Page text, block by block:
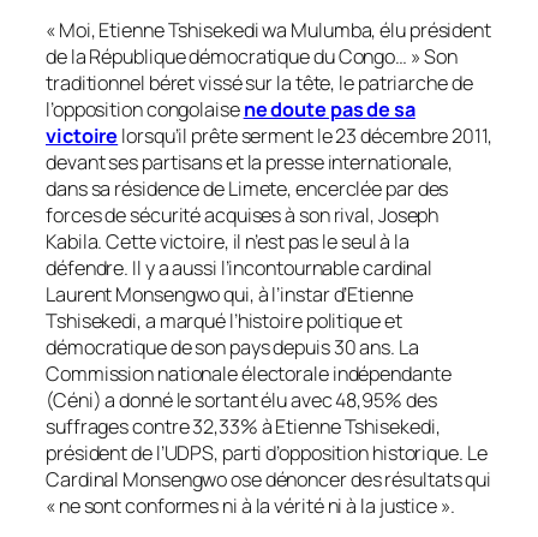
«Moi, Etienne Tshisekedi wa Mulumba, élu président
de la République démocratique du Congo… » Son
traditionnel béret vissé sur la tête, le patriarche de
l’opposition congolaisene doute pas de sa
victoire lorsqu’il prête serment le 23 décembre 2011,
devant ses partisans et la presse internationale,
dans sa résidence de Limete, encerclée par des
forces de sécurité acquises à son rival, Joseph
Kabila. Cette victoire, il n’est pas le seul à la
défendre. Il y a aussi l’incontournable cardinal
Laurent Monsengwo qui, à l’instar d’Etienne
Tshisekedi, a marqué l’histoire politique et
démocratique de son pays depuis 30 ans. La
Commission nationale électorale indépendante
(Céni) a donné le sortant élu avec 48,95% des
suffrages contre 32,33% à Etienne Tshisekedi,
président de l’UDPS, parti d’opposition historique. Le
Cardinal Monsengwo ose dénoncer des résultats qui
«ne sont conformes ni à la vérité ni à la justice».